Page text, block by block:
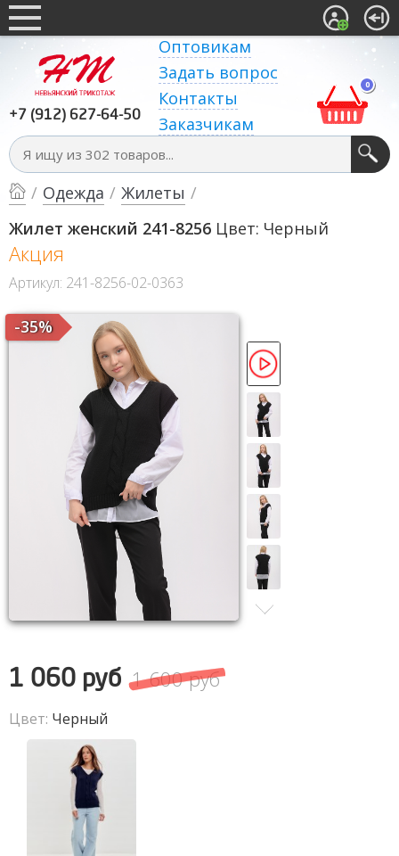
+7 (912) 627-64-50
Оптовикам
Задать вопрос
Контакты
Заказчикам
0
/ Одежда / Жилеты /
Жилет женский 241-8256 Цвет: Черный
Акция
Артикул: 241-8256-02-0363
-35%
1 060 руб 1 600 руб
Цвет: Черный